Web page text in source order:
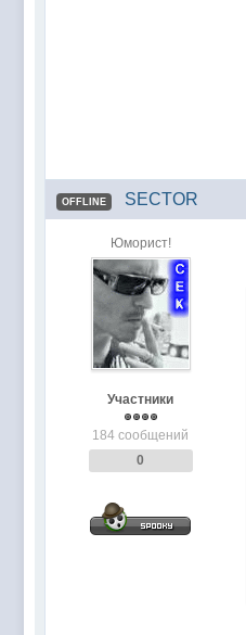
OFFLINE SECTOR
Юморист!
Участники
184 сообщений
0